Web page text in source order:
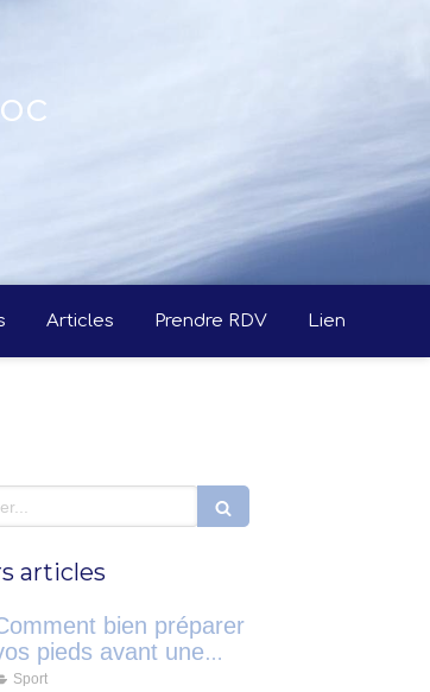
Articles Prendre RDV Lien
articles
bien préparer
pieds avant une
Sport